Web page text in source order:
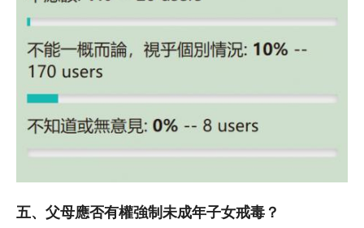
五、父母應否有權強制未成年子女戒毒？